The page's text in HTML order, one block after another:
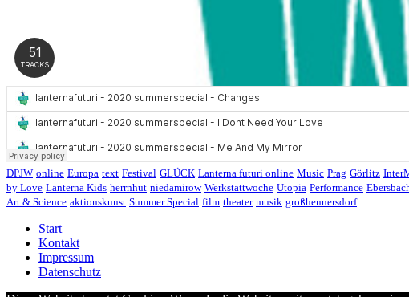
DPJW online Europa text Festival GLÜCK Lanterna futuri online Music Prag Görlitz
by Love Lanterna Kids herrnhut niedamirow Werkstattwoche Utopia Performance
Art & Science aktionskunst Summer Special film theater musik großhennersdorf
Start
Kontakt
Impressum
Datenschutz